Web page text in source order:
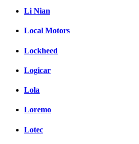
Li Nian
Local Motors
Lockheed
Logicar
Lola
Loremo
Lotec